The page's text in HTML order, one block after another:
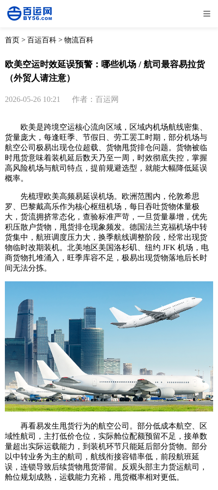
全部 物流资讯
取消
首页 > 百运百科 > 物流百科
欧美空运时效延误预警：哪些机场 / 航司最容易拉货
（外贸人请注意）
2026-05-26 10:21 作者：百运网
欧美是跨境空运核心流向区域，区域内机场航线密集、
货量庞大，每逢旺季、节假日、劳工罢工时期，部分机场与
航空公司极易出现仓位超载、货物甩货排仓问题。货物被临
时甩货意味着装机延后数天乃至一周，时效彻底失控，掌握
高风险机场与航司特点，提前规避选型，就能大幅降低延误
概率。
先梳理欧美高频易延误机场。欧洲范围内，伦敦希思
罗、巴黎戴高乐作为核心枢纽机场，每日吞吐货物体量极
大，货流拥挤常态化，查验标准严苛，一旦货量暴增，优先
积压散户货物，甩货排仓现象频发。德国法兰克福机场中转
货集中，航班调度压力大，换季航线调整阶段，经常出现货
物临时改期装机。北美地区美国洛杉矶、纽约 JFK 机场，电
商货物扎堆涌入，旺季库容不足，极易出现货物落地后长时
间无法分拣。
再看易发生甩货行为的航空公司。部分低成本航空、区
域性航司，主打低价仓位，实际舱位配额预留不足，接单数
量超出实际运载能力，到装机环节只能延后部分货物。部分
以中转业务为主的航司，航线衔接容错率低，前段航班延
误，连锁导致后续货物甩货滞留。反观头部主力货运航司，
舱位规划成熟，运载能力充裕，甩货概率相对更低。